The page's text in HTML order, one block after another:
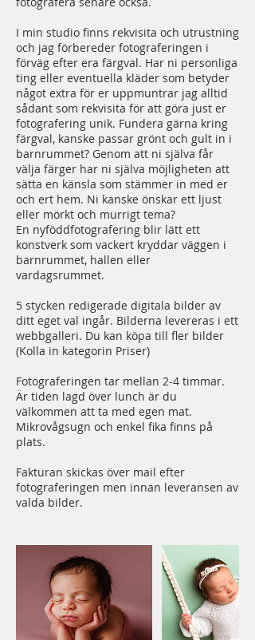
I min studio finns rekvisita och utrustning
och jag förbereder fotograferingen i
förväg efter era färgval. Har ni personliga
ting eller eventuella kläder som betyder
något extra för er uppmuntrar jag alltid
sådant som rekvisita för att göra just er
fotografering unik. Fundera gärna kring
färgval, kanske passar grönt och gult in i
barnrummet? Genom att ni själva får
välja färger har ni själva möjligheten att
sätta en känsla som stämmer in med er
och ert hem. Ni kanske önskar ett ljust
eller mörkt och murrigt tema?
En nyföddfotografering blir lätt ett
konstverk som vackert kryddar väggen i
barnrummet, hallen eller
vardagsrummet.
5 stycken redigerade digitala bilder av
ditt eget val ingår. Bilderna levereras i ett
webbgalleri. Du kan köpa till fler bilder
(Kolla in kategorin Priser)
Fotograferingen tar mellan 2-4 timmar.
Är tiden lagd över lunch är du
välkommen att ta med egen mat.
Mikrovågsugn och enkel fika finns på
plats.
Fakturan skickas över mail efter
fotograferingen men innan leveransen av
valda bilder.